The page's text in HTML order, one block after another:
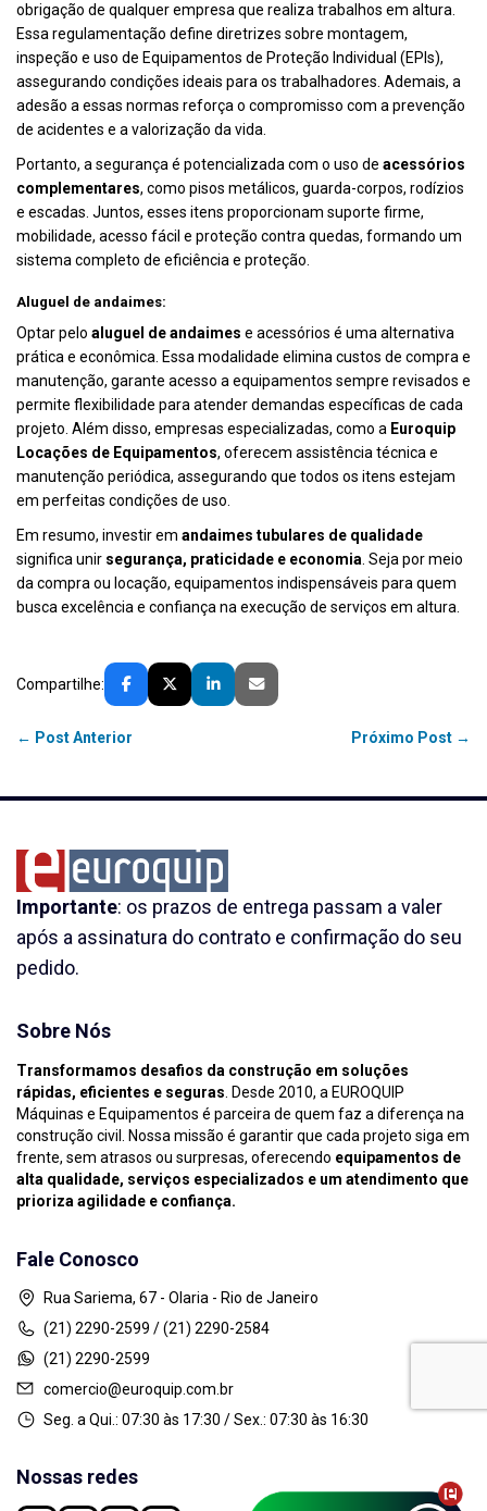
obrigação de qualquer empresa que realiza trabalhos em altura.
Essa regulamentação define diretrizes sobre montagem,
inspeção e uso de Equipamentos de Proteção Individual (EPIs),
assegurando condições ideais para os trabalhadores. Ademais, a
adesão a essas normas reforça o compromisso com a prevenção
de acidentes e a valorização da vida.
Portanto, a segurança é potencializada com o uso de acessórios
complementares, como pisos metálicos, guarda-corpos, rodízios
e escadas. Juntos, esses itens proporcionam suporte firme,
mobilidade, acesso fácil e proteção contra quedas, formando um
sistema completo de eficiência e proteção.
Aluguel de andaimes:
Optar pelo aluguel de andaimes e acessórios é uma alternativa
prática e econômica. Essa modalidade elimina custos de compra e
manutenção, garante acesso a equipamentos sempre revisados e
permite flexibilidade para atender demandas específicas de cada
projeto. Além disso, empresas especializadas, como a Euroquip
Locações de Equipamentos, oferecem assistência técnica e
manutenção periódica, assegurando que todos os itens estejam
em perfeitas condições de uso.
Em resumo, investir em andaimes tubulares de qualidade
significa unir segurança, praticidade e economia . Seja por meio
da compra ou locação, equipamentos indispensáveis para quem
busca excelência e confiança na execução de serviços em altura.
Compartilhe:
← Post Anterior Próximo Post →
Importante: os prazos de entrega passam a valer
após a assinatura do contrato e confirmação do seu
pedido.
Sobre Nós
Transformamos desafios da construção em soluções
rápidas, eficientes e seguras. Desde 2010, a EUROQUIP
Máquinas e Equipamentos é parceira de quem faz a diferença na
construção civil. Nossa missão é garantir que cada projeto siga em
frente, sem atrasos ou surpresas, oferecendo equipamentos de
alta qualidade, serviços especializados e um atendimento que
prioriza agilidade e confiança.
Fale Conosco
Rua Sariema, 67 - Olaria - Rio de Janeiro
(21) 2290-2599 / (21) 2290-2584
(21) 2290-2599
comercio@euroquip.com.br
Seg. a Qui.: 07:30 às 17:30 / Sex.: 07:30 às 16:30
Nossas redes